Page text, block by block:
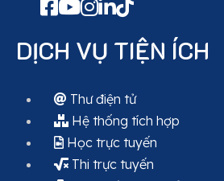
DỊCH VỤ TIỆN ÍCH
Thư điện tử
Hệ thống tích hợp
Học trực tuyến
Thi trực tuyến